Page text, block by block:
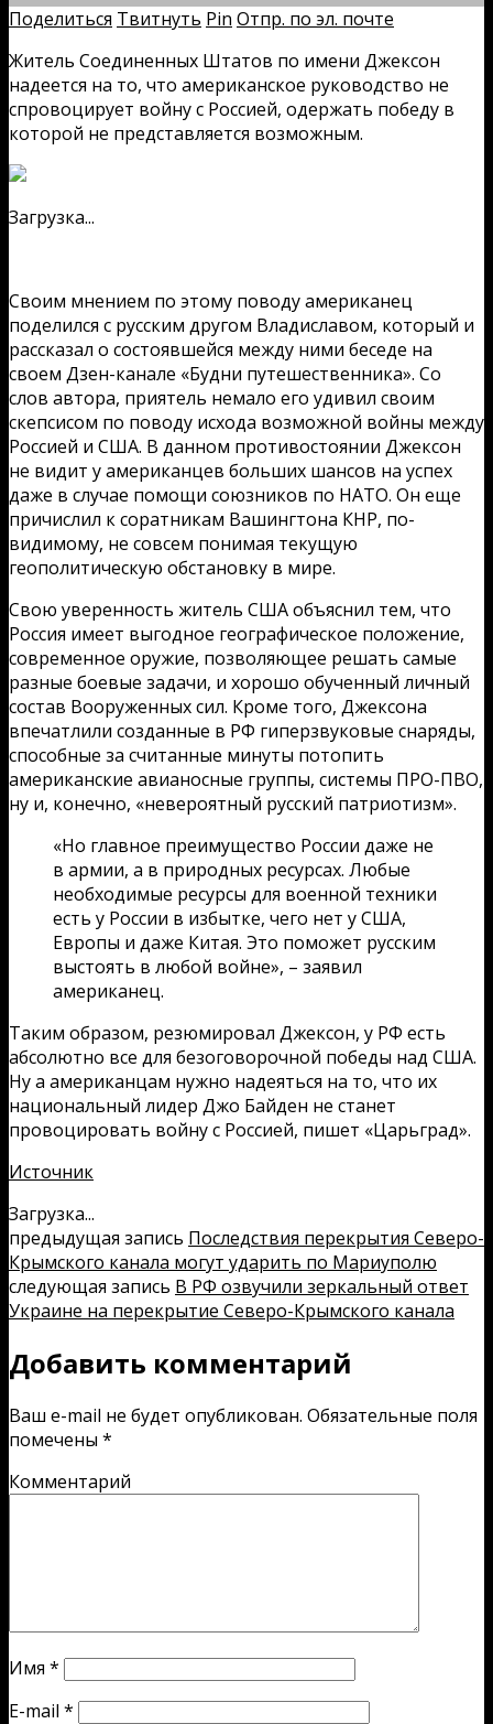
Поделиться Твитнуть Pin Отпр. по эл. почте
Житель Соединенных Штатов по имени Джексон
надеется на то, что американское руководство не
спровоцирует войну с Россией, одержать победу в
которой не представляется возможным.
Загрузка...
Своим мнением по этому поводу американец
поделился с русским другом Владиславом, который и
рассказал о состоявшейся между ними беседе на
своем Дзен-канале «Будни путешественника». Со
слов автора, приятель немало его удивил своим
скепсисом по поводу исхода возможной войны между
Россией и США. В данном противостоянии Джексон
не видит у американцев больших шансов на успех
даже в случае помощи союзников по НАТО. Он еще
причислил к соратникам Вашингтона КНР, по-
видимому, не совсем понимая текущую
геополитическую обстановку в мире.
Свою уверенность житель США объяснил тем, что
Россия имеет выгодное географическое положение,
современное оружие, позволяющее решать самые
разные боевые задачи, и хорошо обученный личный
состав Вооруженных сил. Кроме того, Джексона
впечатлили созданные в РФ гиперзвуковые снаряды,
способные за считанные минуты потопить
американские авианосные группы, системы ПРО-ПВО,
ну и, конечно, «невероятный русский патриотизм».
«Но главное преимущество России даже не
в армии, а в природных ресурсах. Любые
необходимые ресурсы для военной техники
есть у России в избытке, чего нет у США,
Европы и даже Китая. Это поможет русским
выстоять в любой войне», – заявил
американец.
Таким образом, резюмировал Джексон, у РФ есть
абсолютно все для безоговорочной победы над США.
Ну а американцам нужно надеяться на то, что их
национальный лидер Джо Байден не станет
провоцировать войну с Россией, пишет «Царьград».
Источник
Загрузка...
предыдущая запись Последствия перекрытия Северо-
Крымского канала могут ударить по Мариуполю
следующая запись В РФ озвучили зеркальный ответ
Украине на перекрытие Северо-Крымского канала
Добавить комментарий
Ваш e-mail не будет опубликован. Обязательные поля
помечены *
Комментарий
Имя *
E-mail *